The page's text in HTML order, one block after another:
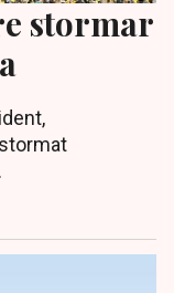
stormar